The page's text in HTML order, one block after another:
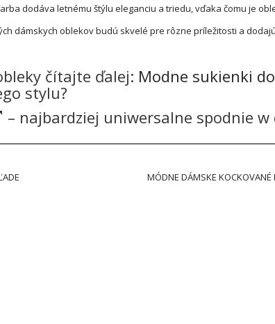
dodáva letnému štýlu eleganciu a triedu, vďaka čomu je
dámskych oblekov budú skvelé pre rôzne príležitosti a
čítajte ďalej: Modne sukienki
stylu?
– najbardziej uniwersalne spodnie w
MÓDNE DÁMSKE KOCKOVANÉ